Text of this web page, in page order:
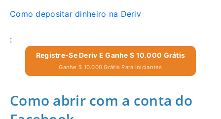
Como depositar dinheiro na Deriv
:
Registre-Se Deriv E Ganhe $ 10.000 Grátis
Ganhe $ 10.000 Grátis Para Iniciantes
Como abrir com a conta do